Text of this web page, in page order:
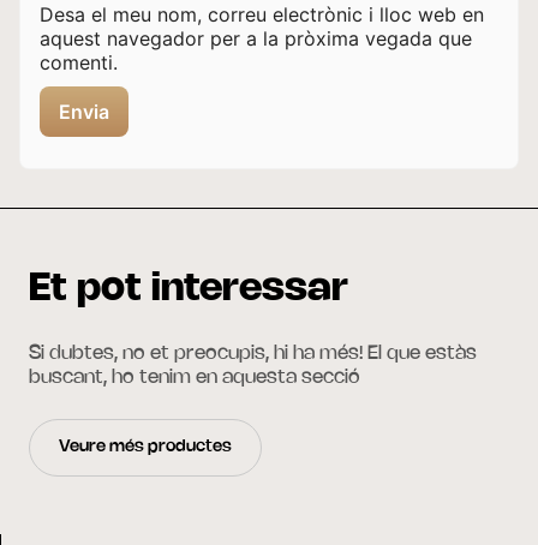
Desa el meu nom, correu electrònic i lloc web en
aquest navegador per a la pròxima vegada que
comenti.
Et pot interessar
Si dubtes, no et preocupis, hi ha més! El que estàs
buscant, ho tenim en aquesta secció
Veure més productes